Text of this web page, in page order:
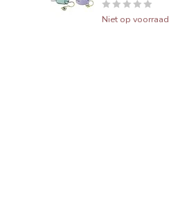
Niet op voorraad